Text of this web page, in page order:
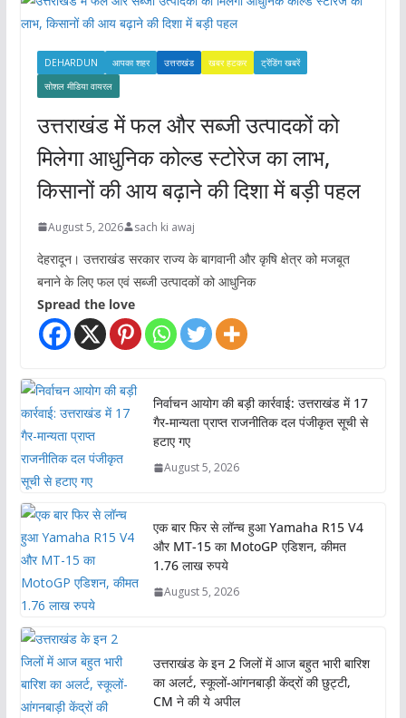
s
DEHARDUN आपका शहर उत्तराखंड खबर हटकर
ट्रेंडिंग खबरें
सोशल मीडिया वायरल
उत्तराखंड में फल और सब्जी उत्पादकों को
मिलेगा आधुनिक कोल्ड स्टोरेज का लाभ,
किसानों की आय बढ़ाने की दिशा में बड़ी पहल
August 5, 2026 sach ki awaj
देहरादून। उत्तराखंड सरकार राज्य के बागवानी और कृषि क्षेत्र को मजबूत
बनाने के लिए फल एवं सब्जी उत्पादकों को आधुनिक
Spread the love
निर्वाचन आयोग की बड़ी कार्रवाई: उत्तराखंड में 17
गैर-मान्यता प्राप्त राजनीतिक दल पंजीकृत सूची से
हटाए गए
August 5, 2026
एक बार फिर से लॉन्च हुआ Yamaha R15 V4
और MT-15 का MotoGP एडिशन, कीमत
1.76 लाख रुपये
August 5, 2026
उत्तराखंड के इन 2 जिलों में आज बहुत भारी बारिश
का अलर्ट, स्कूलों-आंगनबाड़ी केंद्रों की छुट्टी,
CM ने की ये अपील